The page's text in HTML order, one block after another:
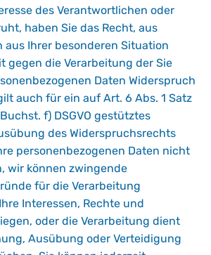
des Verantwortlichen oder
haben Sie das Recht, aus
aus Ihrer besonderen Situation
gegen die Verarbeitung der Sie
Daten Widerspruch
auch für ein auf Art. 6 Abs. 1 Satz
f) DSGVO gestütztes
des Widerspruchsrechts
personenbezogenen Daten nicht
wir können zwingende
für die Verarbeitung
Interessen, Rechte und
oder die Verarbeitung dient
Ausübung oder Verteidigung